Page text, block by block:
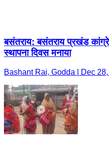
बसंतराय: बसंतराय प्रखंड
स्थापना दिवस मनाया
Bashant Rai, Godda | Dec